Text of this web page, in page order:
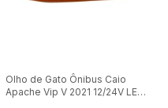
Olho de Gato Ônibus Caio
Apache Vip V 2021 12/24V LED